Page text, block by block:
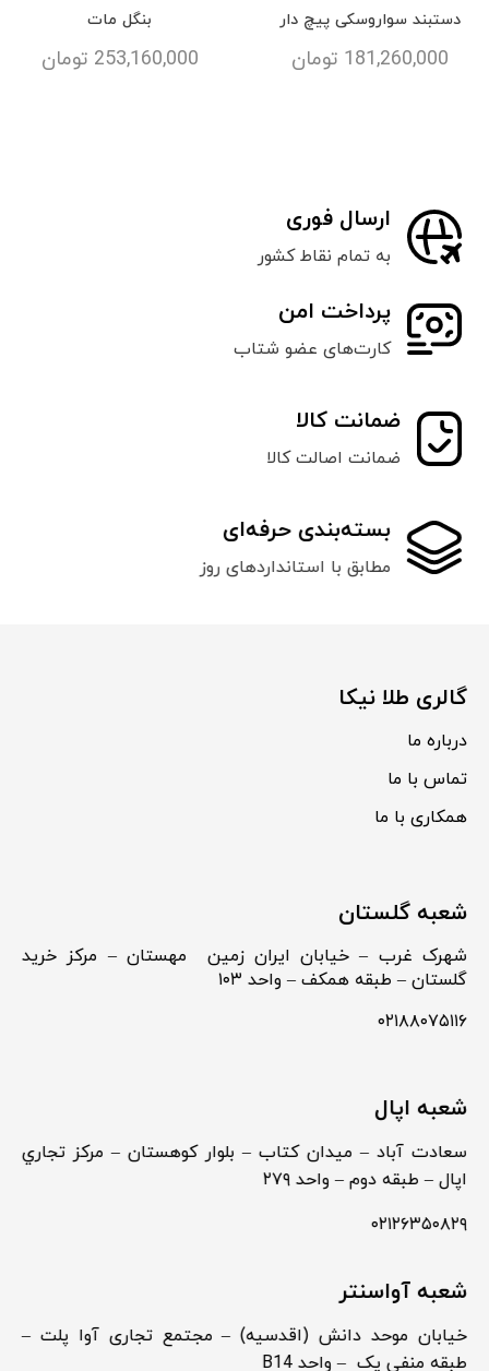
دستبند سواروسکی پیچ دار
181,260,000 تومان
بنگل مات
253,160,000 تومان
ارسال فوری
به تمام نقاط کشور
پرداخت امن
کارت‌های عضو شتاب
ضمانت کالا
ضمانت اصالت کالا
بسته‌بندی حرفه‌ای
مطابق با استانداردهای روز
گالری طلا نیکا
درباره ما
تماس با ما
همکاری با ما
شعبه گلستان
شهرک غرب – خیابان ایران زمین مهستان – مرکز خرید
گلستان – طبقه همکف – واحد ۱۰۳
۰۲۱۸۸۰۷۵۱۱۶
شعبه اپال
سعادت آباد – ميدان كتاب – بلوار كوهستان – مركز تجاري
اپال – طبقه دوم – واحد ۲۷۹
۰۲۱۲۶۳۵۰۸۲۹
شعبه آواسنتر
خیابان موحد دانش (اقدسیه) – مجتمع تجاری آوا پلت –
طبقه منفی یک – واحد B14